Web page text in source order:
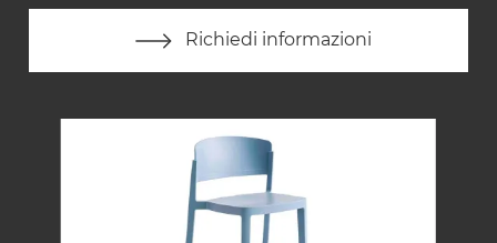
Richiedi informazioni